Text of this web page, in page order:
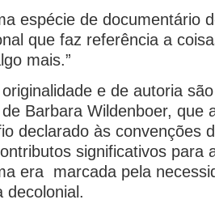
espécie de documentário
que faz referência a
mais.”
e de autoria
Barbara Wildenboer, que
declarado às convenções
significativos para
era marcada pela
decolonial.